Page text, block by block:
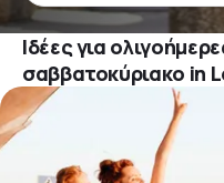
Ιδέες για
σαββατοκύριακο in